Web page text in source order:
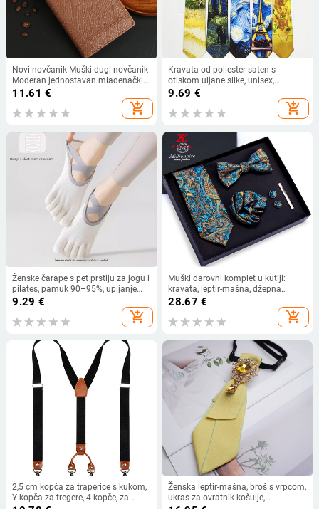
Novi novčanik Muški dugi novčanik
Moderan jednostavan mladenački
višekapacitetni mekani novčanik
11.61 €
add_shopping_cart
Kravata od poliester-saten s
otiskom uljane slike, unisex,
moderan stil, 8×145 cm
9.69 €
add_shopping_cart
Ženske čarape s pet prstiju za jogu i
pilates, pamuk 90–95%, upijanje
znoja, kratka cijev, pletene iglom,
9.29 €
add_shopping_cart
Muški darovni komplet u kutiji:
kravata, leptir-mašna, džepna
marama, manžetne kopče, klipsa za
ovratnik — žakard polisester, cvjetni
uzorak, poklon kutija
28.67 €
add_shopping_cart
2,5 cm kopča za traperice s kukom,
Y kopča za tregere, 4 kopče, za
Ženska leptir-mašna, broš s vrpcom,
ukras za ovratnik košulje,